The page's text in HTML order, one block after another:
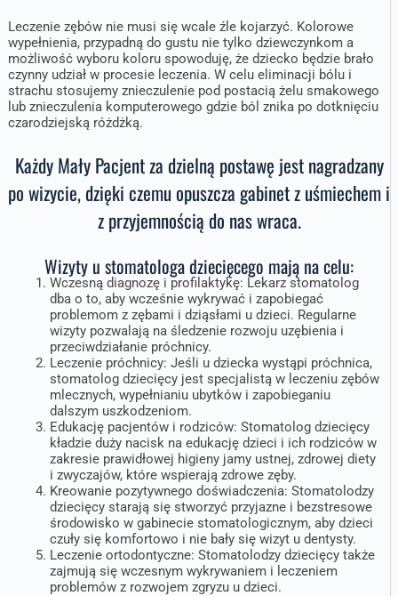
Leczenie zębów nie musi się wcale źle kojarzyć. Kolorowe
wypełnienia, przypadną do gustu nie tylko dziewczynkom a
możliwość wyboru koloru spowoduję, że dziecko będzie brało
czynny udział w procesie leczenia. W celu eliminacji bólu i
strachu stosujemy znieczulenie pod postacią żelu smakowego
lub znieczulenia komputerowego gdzie ból znika po dotknięciu
czarodziejską różdżką.
Każdy Mały Pacjent za dzielną postawę jest nagradzany
po wizycie, dzięki czemu opuszcza gabinet z uśmiechem i
z przyjemnością do nas wraca.
Wizyty u stomatologa dziecięcego mają na celu:
Wczesną diagnozę i profilaktykę: Lekarz stomatolog
dba o to, aby wcześnie wykrywać i zapobiegać
problemom z zębami i dziąsłami u dzieci. Regularne
wizyty pozwalają na śledzenie rozwoju uzębienia i
przeciwdziałanie próchnicy.
Leczenie próchnicy: Jeśli u dziecka wystąpi próchnica,
stomatolog dziecięcy jest specjalistą w leczeniu zębów
mlecznych, wypełnianiu ubytków i zapobieganiu
dalszym uszkodzeniom.
Edukację pacjentów i rodziców: Stomatolog dziecięcy
kładzie duży nacisk na edukację dzieci i ich rodziców w
zakresie prawidłowej higieny jamy ustnej, zdrowej diety
i zwyczajów, które wspierają zdrowe zęby.
Kreowanie pozytywnego doświadczenia: Stomatolodzy
dziecięcy starają się stworzyć przyjazne i bezstresowe
środowisko w gabinecie stomatologicznym, aby dzieci
czuły się komfortowo i nie bały się wizyt u dentysty.
Leczenie ortodontyczne: Stomatolodzy dziecięcy także
zajmują się wczesnym wykrywaniem i leczeniem
problemów z rozwojem zgryzu u dzieci.